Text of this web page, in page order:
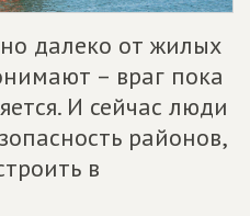
далеко от жилых
– враг пока
И сейчас люди
районов,
в